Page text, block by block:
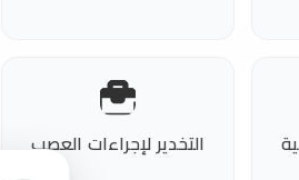
التخدير لإجراءات العصب